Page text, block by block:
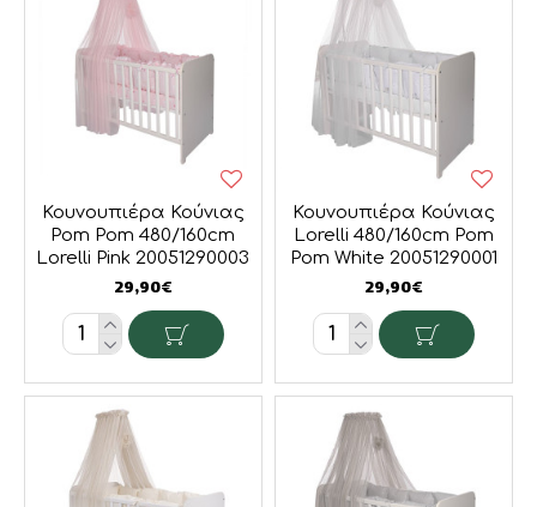
Κουνουπιέρα Κούνιας
Pom Pom 480/160cm
Lorelli Pink 20051290003
29,90€
Κουνουπιέρα Κούνιας
Lorelli 480/160cm Pom
Pom White 20051290001
29,90€